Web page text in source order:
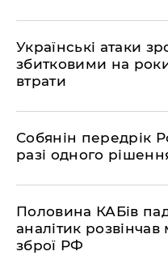
​Українські атаки
збитковими на
втрати
​Собянін передрік
разі одного
​Половина КАБів
аналітик розвінчав
зброї РФ